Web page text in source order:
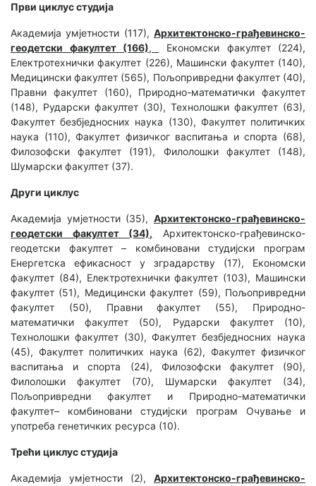
Први циклус студија
Академија умјетности (117), Архитектонско-грађевинско-
геодетски факултет (166),
Економски факултет (224),
Електротехнички факултет (226), Машински факултет (140),
Медицински факултет (565), Пољопривредни факултет (40),
Правни факултет (160), Природно-математички факултет
(148), Рударски факултет (30), Технолошки факултет (63),
Факултет безбједносних наука (130), Факултет политичких
наука (110), Факултет физичког васпитања и спорта (68),
Филозофски факултет (191), Филолошки факултет (148),
Шумарски факултет (37).
Други циклус
Академија умјетности (35), Архитектонско-грађевинско-
геодетски факултет (34), Архитектонско-грађевинско-
геодетски факултет – комбиновани студијски програм
Енергетска ефикасност у зградарству (17), Економски
факултет (84), Електротехнички факултет (103), Машински
факултет (51), Медицински факултет (59), Пољопривредни
факултет (50), Правни факултет (55), Природно-
математички факултет (50), Рударски факултет (10),
Технолошки факултет (30), Факултет безбједносних наука
(45), Факултет политичких наука (62), Факултет физичког
васпитања и спорта (24), Филозофски факултет (90),
Филолошки факултет (70), Шумарски факултет (34),
Пољопривредни факултет и Природно-математички
факултет– комбиновани студијски програм Очување и
употреба генетичких ресурса (10).
Трећи циклус студија
Академија умјетности (2), Архитектонско-грађевинско-